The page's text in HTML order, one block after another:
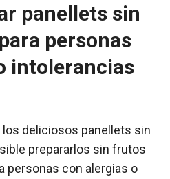
panellets sin
personas
intolerancias
deliciosos panellets sin
prepararlos sin frutos
personas con alergias o